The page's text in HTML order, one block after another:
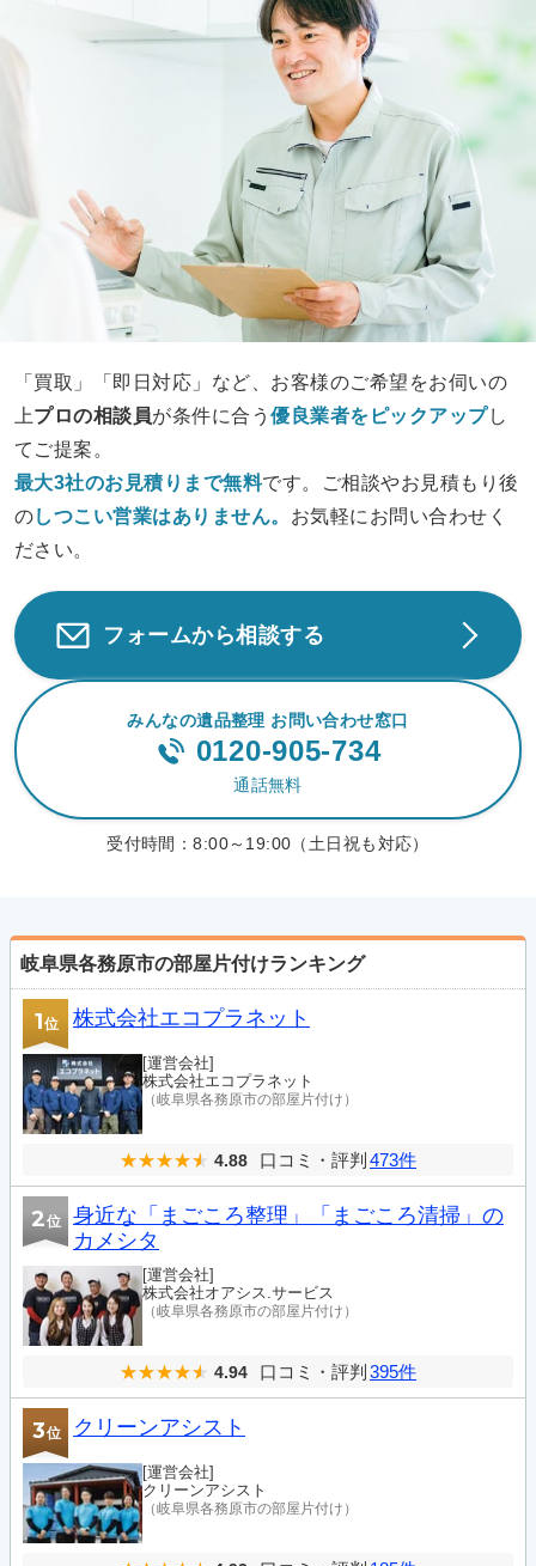
「買取」「即日対応」など、お客様のご希望をお伺いの
上プロの相談員が条件に合う優良業者をピックアップし
てご提案。
最大3社のお見積りまで無料です。ご相談やお見積もり後
のしつこい営業はありません。 お気軽にお問い合わせく
ださい。
フォームから相談する
みんなの遺品整理 お問い合わせ窓口
0120-905-734
通話無料
受付時間：8:00～19:00（土日祝も対応）
岐阜県各務原市の部屋片付けランキング
1位 株式会社エコプラネット
[運営会社]
株式会社エコプラネット
（岐阜県各務原市の部屋片付け）
4.88 口コミ・評判 473件
2位
身近な「まごころ整理」「まごころ清掃」の
カメシタ
[運営会社]
株式会社オアシス.サービス
（岐阜県各務原市の部屋片付け）
4.94 口コミ・評判 395件
3位 クリーンアシスト
[運営会社]
クリーンアシスト
（岐阜県各務原市の部屋片付け）